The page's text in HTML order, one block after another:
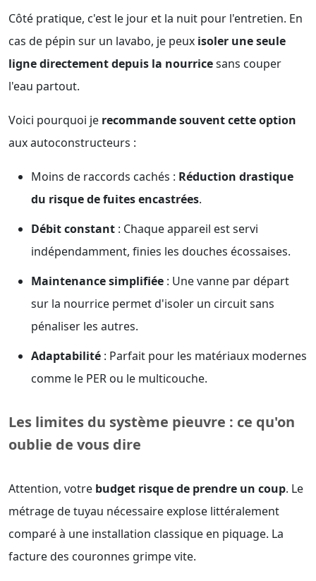
Côté pratique, c'est le jour et la nuit pour l'entretien. En
cas de pépin sur un lavabo, je peux isoler une seule
ligne directement depuis la nourricesans couper
l'eau partout.
Voici pourquoi je recommande souvent cette option
aux autoconstructeurs :
Moins de raccords cachés : Réduction drastique
du risque de fuites encastrées.
Débit constant : Chaque appareil est servi
indépendamment, finies les douches écossaises.
Maintenance simplifiée : Une vanne par départ
sur la nourrice permet d'isoler un circuit sans
pénaliser les autres.
Adaptabilité : Parfait pour les matériaux modernes
comme le PER ou le multicouche.
Les limites du système pieuvre : ce qu'on
oublie de vous dire
Attention, votre budget risque de prendre un coup. Le
métrage de tuyau nécessaire explose littéralement
comparé à une installation classique en piquage. La
facture des couronnes grimpe vite.